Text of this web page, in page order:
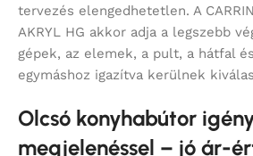
tervezés elengedhetetlen. A
AKRYL HG akkor adja a legszebb
gépek, az elemek, a pult, a hátfal
egymáshoz igazítva kerülnek
Olcsó konyhabútor
megjelenéssel – jó ár-